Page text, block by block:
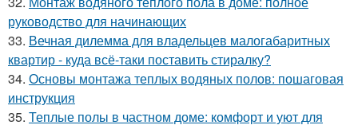
руководство для начинающих
33. Вечная дилемма для владельцев малогабаритных
квартир - куда всё-таки поставить стиралку?
34. Основы монтажа теплых водяных полов: пошаговая
инструкция
35. Теплые полы в частном доме: комфорт и уют для